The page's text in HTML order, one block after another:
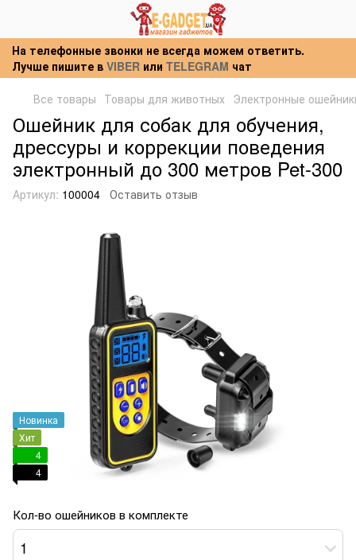
На телефонные звонки не всегда можем ответить.
Лучше пишите в VIBER или TELEGRAM чат
Все товары Товары для животных Электронные
Ошейник для собак для обучения,
дрессуры и коррекции поведения
электронный до 300 метров Pet-300
Артикул: 100004 Оставить отзыв
Новинка
Хит
4
4
Кол-во ошейников в комплекте
1